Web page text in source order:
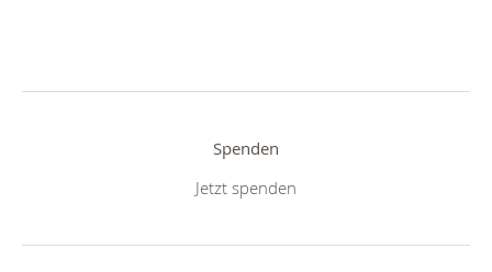
Spenden
Jetzt spenden